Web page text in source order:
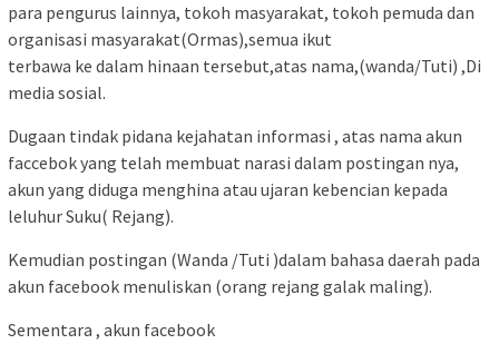
para pengurus lainnya, tokoh masyarakat, tokoh pemuda dan
organisasi masyarakat(Ormas),semua ikut
terbawa ke dalam hinaan tersebut,atas nama,(wanda/Tuti) ,Di
media sosial.
Dugaan tindak pidana kejahatan informasi , atas nama akun
faccebok yang telah membuat narasi dalam postingan nya,
akun yang diduga menghina atau ujaran kebencian kepada
leluhur Suku( Rejang).
Kemudian postingan (Wanda /Tuti )dalam bahasa daerah pada
akun facebook menuliskan (orang rejang galak maling).
Sementara , akun facebook